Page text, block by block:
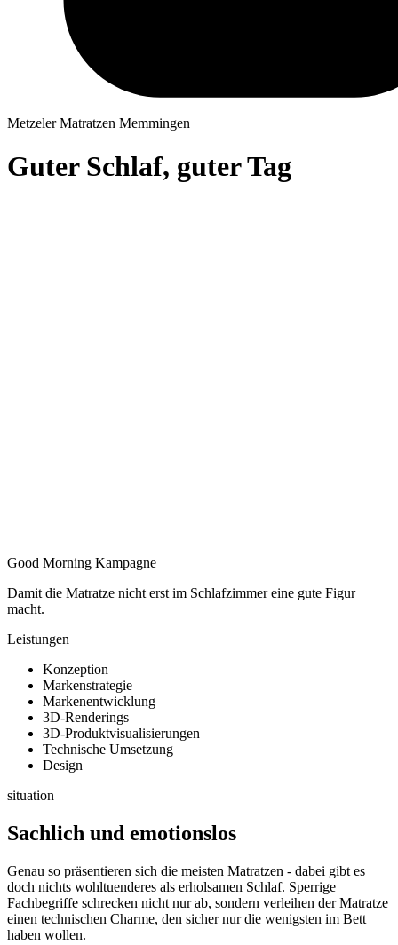
Metzeler Matratzen Memmingen
Guter Schlaf, guter Tag
Good Morning Kampagne
Damit die Matratze nicht erst im Schlafzimmer eine gute Figur
macht.
Leistungen
Konzeption
Markenstrategie
Markenentwicklung
3D-Renderings
3D-Produktvisualisierungen
Technische Umsetzung
Design
situation
Sachlich und emotionslos
Genau so präsentieren sich die meisten Matratzen - dabei gibt es
doch nichts wohltuenderes als erholsamen Schlaf. Sperrige
Fachbegriffe schrecken nicht nur ab, sondern verleihen der Matratze
einen technischen Charme, den sicher nur die wenigsten im Bett
haben wollen.